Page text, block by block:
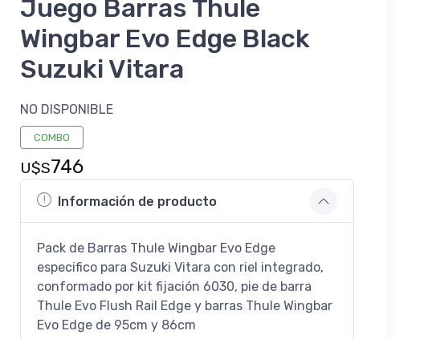
Juego Barras Thule
Wingbar Evo Edge Black
Suzuki Vitara
NO DISPONIBLE
COMBO
U$S746
Información de producto
Pack de Barras Thule Wingbar Evo Edge
especifico para Suzuki Vitara con riel integrado,
conformado por kit fijación 6030, pie de barra
Thule Evo Flush Rail Edge y barras Thule Wingbar
Evo Edge de 95cm y 86cm